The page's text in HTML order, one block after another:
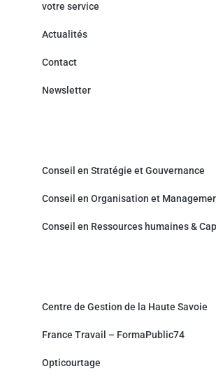
votre service
Actualités
Contact
Newsletter
Conseil en Stratégie et Gouvernance
Conseil en Organisation et
Conseil en Ressources humaines &
Centre de Gestion de la Haute Savoie
France Travail – FormaPublic74
Opticourtage